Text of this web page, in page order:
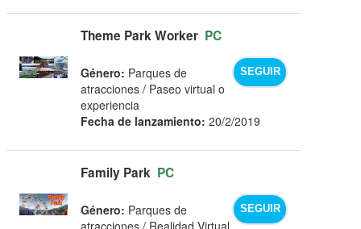
Theme Park Worker PC
SEGUIR
Género: Parques de
atracciones / Paseo virtual o
experiencia
Fecha de lanzamiento: 20/2/2019
Family Park PC
SEGUIR
Género: Parques de
atracciones / Realidad Virtual